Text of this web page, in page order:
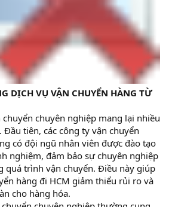
DỊCH VỤ VẬN CHUYỂN HÀNG TỪ
chuyên nghiệp mang lại nhiều
tiên, các công ty vận chuyển
có đội ngũ nhân viên được đào tạo
nghiệm, đảm bảo sự chuyên nghiệp
quá trình vận chuyển. Điều này giúp
hàng đi HCM giảm thiểu rủi ro và
cho hàng hóa.